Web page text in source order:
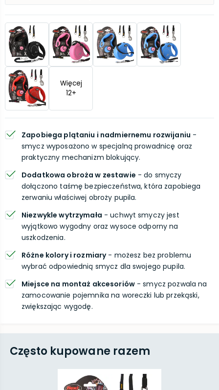
Więcej
12+
Zapobiega plątaniu i nadmiernemu rozwijaniu -
smycz wyposażono w specjalną prowadnicę oraz
praktyczny mechanizm blokujący.
Dodatkowa obroża w zestawie - do smyczy
dołączono taśmę bezpieczeństwa, która zapobiega
zerwaniu właściwej obroży pupila.
Niezwykle wytrzymała - uchwyt smyczy jest
wyjątkowo wygodny oraz wysoce odporny na
uszkodzenia.
Różne kolory i rozmiary- możesz bez problemu
wybrać odpowiednią smycz dla swojego pupila.
Miejsce na montaż akcesoriów- smycz pozwala na
zamocowanie pojemnika na woreczki lub przekąski,
zwiększając wygodę.
Często kupowane razem